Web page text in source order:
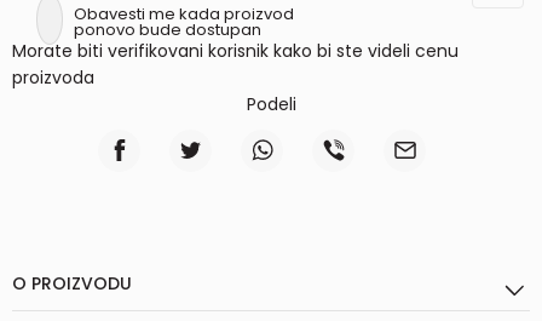
Obavesti me kada proizvod
ponovo bude dostupan
Morate biti verifikovani korisnik kako bi ste videli cenu
proizvoda
Podeli
O PROIZVODU